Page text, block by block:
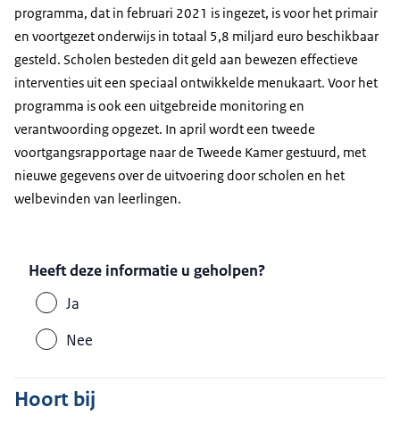
programma, dat in februari 2021 is ingezet, is voor het primair
en voortgezet onderwijs in totaal 5,8 miljard euro beschikbaar
gesteld. Scholen besteden dit geld aan bewezen effectieve
interventies uit een speciaal ontwikkelde menukaart. Voor het
programma is ook een uitgebreide monitoring en
verantwoording opgezet. In april wordt een tweede
voortgangsrapportage naar de Tweede Kamer gestuurd, met
nieuwe gegevens over de uitvoering door scholen en het
welbevinden van leerlingen.
Heeft deze informatie u geholpen?
Ja
Nee
Hoort bij